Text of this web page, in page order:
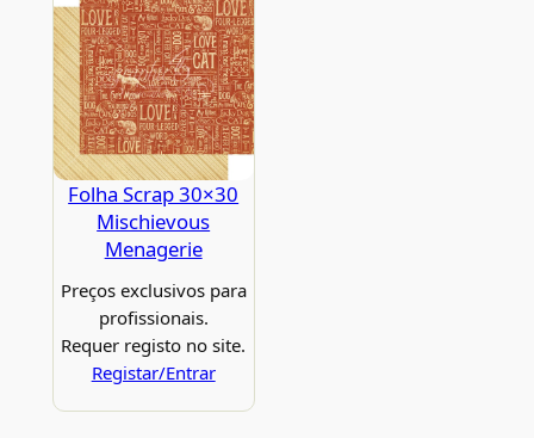
Folha Scrap 30×30
Mischievous
Menagerie
Preços exclusivos para
profissionais.
Requer registo no site.
Registar/Entrar